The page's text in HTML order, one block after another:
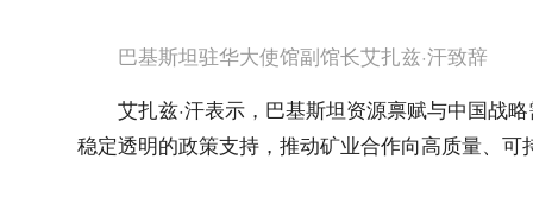
巴基斯坦驻华大使馆副馆长艾扎兹·汗致辞
艾扎兹·汗表示，巴基斯坦资源禀赋与中国战
稳定透明的政策支持，推动矿业合作向高质量、